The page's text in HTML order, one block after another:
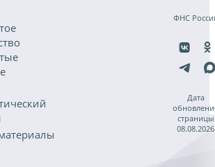
ФНС
Дата
страницы
08.08.2026